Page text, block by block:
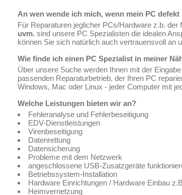
An wen wende ich mich, wenn mein PC defekt
Für Reparaturen jeglicher PCs/Hardware z.b. der
uvm. sind unsere PC Spezialisten die idealen
können Sie sich natürlich auch vertrauensvoll an
Wie finde ich einen PC Spezialist in meiner
Über unsere Suche werden Ihnen mit der
passenden Reparaturbetrieb, der Ihren PC
Windows, Mac oder Linux - jeder Computer mit
Welche Leistungen bieten wir an?
Fehleranalyse und Fehlerbeseitigung
EDV-Dienstleistungen
Virenbeseitigung
Datenrettung
Datensicherung
Probleme mit dem Netzwerk
angeschlossene USB-Zusatzgeräte
Betriebssystem-Installation
Hardware Einrichtungen / Hardware Einbau
Heimvernetzung